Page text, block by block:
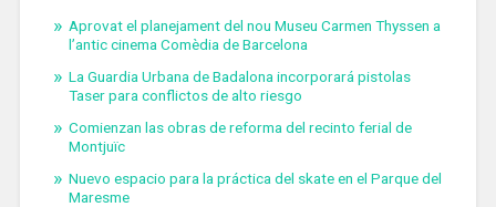
Aprovat el planejament del nou Museu Carmen Thyssen a
l’antic cinema Comèdia de Barcelona
La Guardia Urbana de Badalona incorporará pistolas
Taser para conflictos de alto riesgo
Comienzan las obras de reforma del recinto ferial de
Montjuïc
Nuevo espacio para la práctica del skate en el Parque del
Maresme